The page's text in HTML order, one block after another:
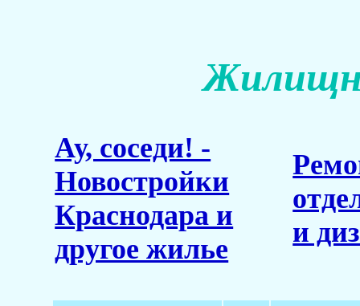
Ау, соседи! -
Новостройки
Краснодара и
другое жилье
и